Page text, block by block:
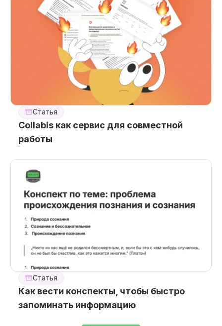
Статья
Collabis как сервис для совместной
работы
Статья
Как вести конспекты, чтобы быстро
запоминать информацию